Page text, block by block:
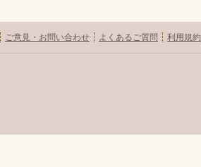
ご意見・お問い合わせ よくあるご質問 利用規約